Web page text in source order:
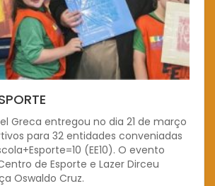
Greca entregou no dia 21 de março
para 32 entidades conveniadas
(EE10). O evento
de Esporte e Lazer Dirceu
Oswaldo Cruz.